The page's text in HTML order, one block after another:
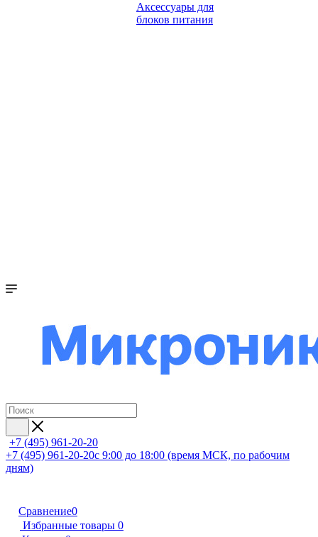
Аксессуары для
блоков питания
+7 (495) 961-20-20
+7 (495) 961-20-20с 9:00 до 18:00 (время МСК, по рабочим
дням)
Сравнение0
Избранные товары 0